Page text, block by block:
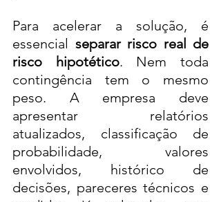
Para acelerar a solução, é
essencial separar risco real de
risco hipotético. Nem toda
contingência tem o mesmo
peso. A empresa deve
apresentar relatórios
atualizados, classificação de
probabilidade, valores
envolvidos, histórico de
decisões, pareceres técnicos e